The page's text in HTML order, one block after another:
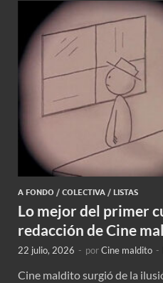
A FONDO / COLECTIVA / LISTAS
Lo mejor del primer
redacción de Cine
22 julio, 2026 - porCine maldito -
Cine maldito surgió de la